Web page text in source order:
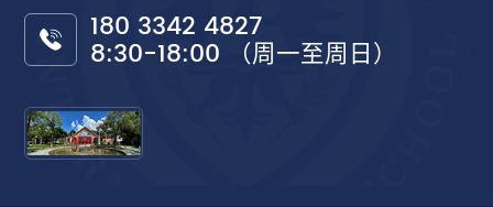
180 3342 4827
8:30-18:00 （周一至周日）